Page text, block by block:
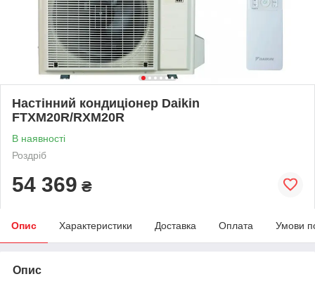
Настінний кондиціонер Daikin
FTXM20R/RXM20R
В наявності
Роздріб
54 369 ₴
Опис Характеристики Доставка Оплата Умови
Опис